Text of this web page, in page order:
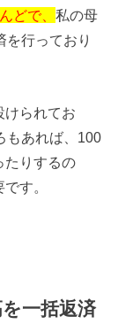
どで、私の母
を行っており
けられてお
もあれば、100
たりするの
す。
一括返済